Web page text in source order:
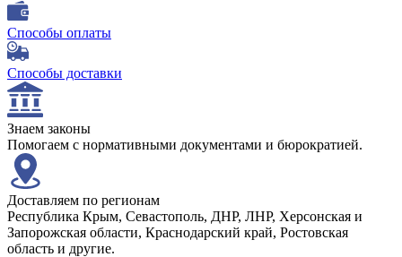
Способы оплаты
Способы доставки
Знаем законы
Помогаем с нормативными документами и бюрократией.
Доставляем по регионам
Республика Крым, Севастополь, ДНР, ЛНР, Херсонская и
Запорожская области, Краснодарский край, Ростовская
область и другие.